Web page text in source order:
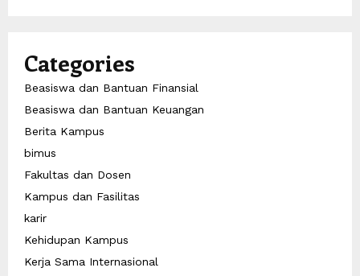
Categories
Beasiswa dan Bantuan Finansial
Beasiswa dan Bantuan Keuangan
Berita Kampus
bimus
Fakultas dan Dosen
Kampus dan Fasilitas
karir
Kehidupan Kampus
Kerja Sama Internasional